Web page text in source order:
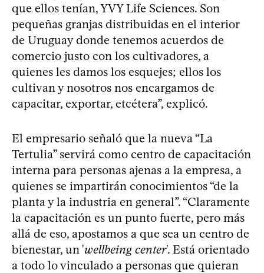
que ellos tenían, YVY Life Sciences. Son
pequeñas granjas distribuidas en el interior
de Uruguay donde tenemos acuerdos de
comercio justo con los cultivadores, a
quienes les damos los esquejes; ellos los
cultivan y nosotros nos encargamos de
capacitar, exportar, etcétera”, explicó.
El empresario señaló que la nueva “La
Tertulia” servirá como centro de capacitación
interna para personas ajenas a la empresa, a
quienes se impartirán conocimientos “de la
planta y la industria en general”. “Claramente
la capacitación es un punto fuerte, pero más
allá de eso, apostamos a que sea un centro de
bienestar, un 'wellbeing center'. Está orientado
a todo lo vinculado a personas que quieran